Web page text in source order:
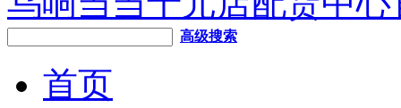
高级搜索
首页